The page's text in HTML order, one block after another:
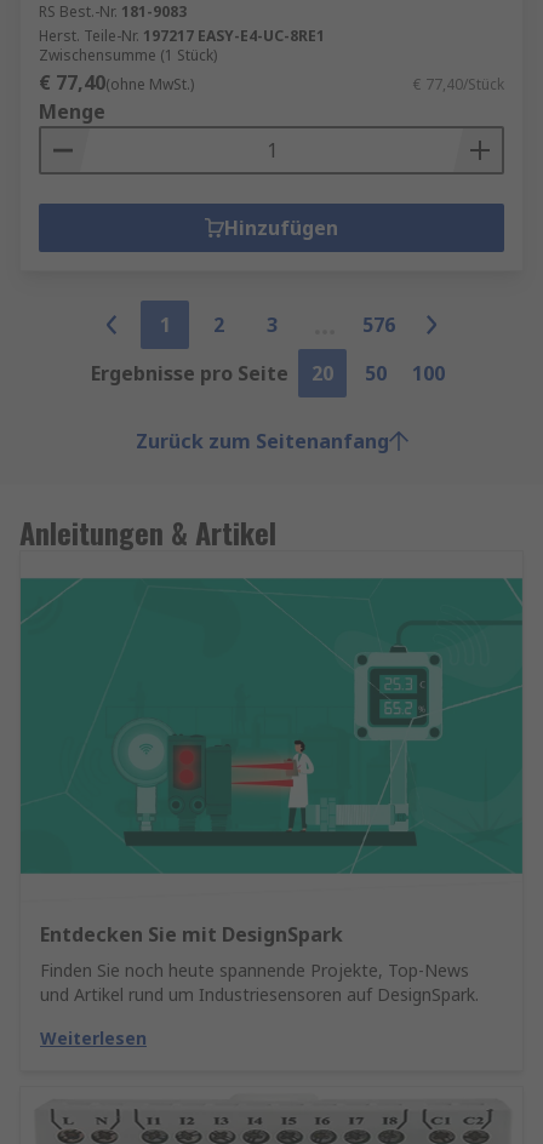
RS Best.-Nr. 181-9083
Herst. Teile-Nr. 197217 EASY-E4-UC-8RE1
Zwischensumme (1 Stück)
€ 77,40(ohne MwSt.) € 77,40/Stück
Menge
Hinzufügen
1 2 3
576
Ergebnisse pro Seite
20 50 100
Zurück zum Seitenanfang
Anleitungen & Artikel
Entdecken Sie mit DesignSpark
Finden Sie noch heute spannende Projekte, Top-News
und Artikel rund um Industriesensoren auf DesignSpark.
Weiterlesen